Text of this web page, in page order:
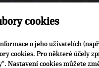
cookies
o jeho uživatelích
cookies. Pro některé účely
Nastavení cookies můžete